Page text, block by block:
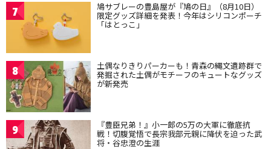
7 鳩サブレーの豊島屋が『鳩の日』（8月10日）
限定グッズ詳細を発表！今年はシリコンポーチ
「はとっこ」
8 土偶なりきりパーカーも！青森の縄文遺跡群で
発掘された土偶がモチーフのキュートなグッズ
が新発売
9 『豊臣兄弟！』小一郎の5万の大軍に徹底抗
戦！切腹覚悟で長宗我部元親に降伏を迫った武
将・谷忠澄の生涯